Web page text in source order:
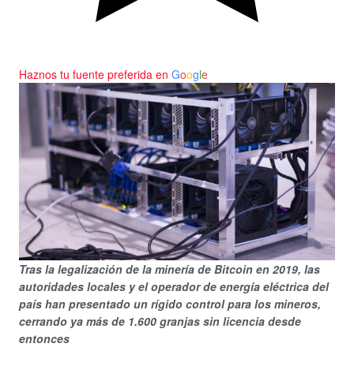
Haznos tu fuente preferida en Google
Tras la legalización de la minería de Bitcoin en 2019, las
autoridades locales y el operador de energía eléctrica del
país han presentado un rígido control para los mineros,
cerrando ya más de 1.600 granjas sin licencia desde
entonces